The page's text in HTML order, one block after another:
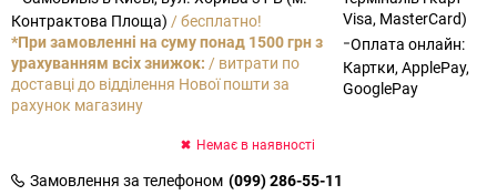
Контрактова Площа) / бесплатно!
*При замовленні на суму понад 1500 грн з
урахуванням всіх знижок: / витрати по
доставці до відділення Нової пошти за
рахунок магазину
Visa, MasterCard)
-Оплата онлайн:
Картки, ApplePay,
GooglePay
Немає в наявності
Замовлення за телефоном (099) 286-55-11